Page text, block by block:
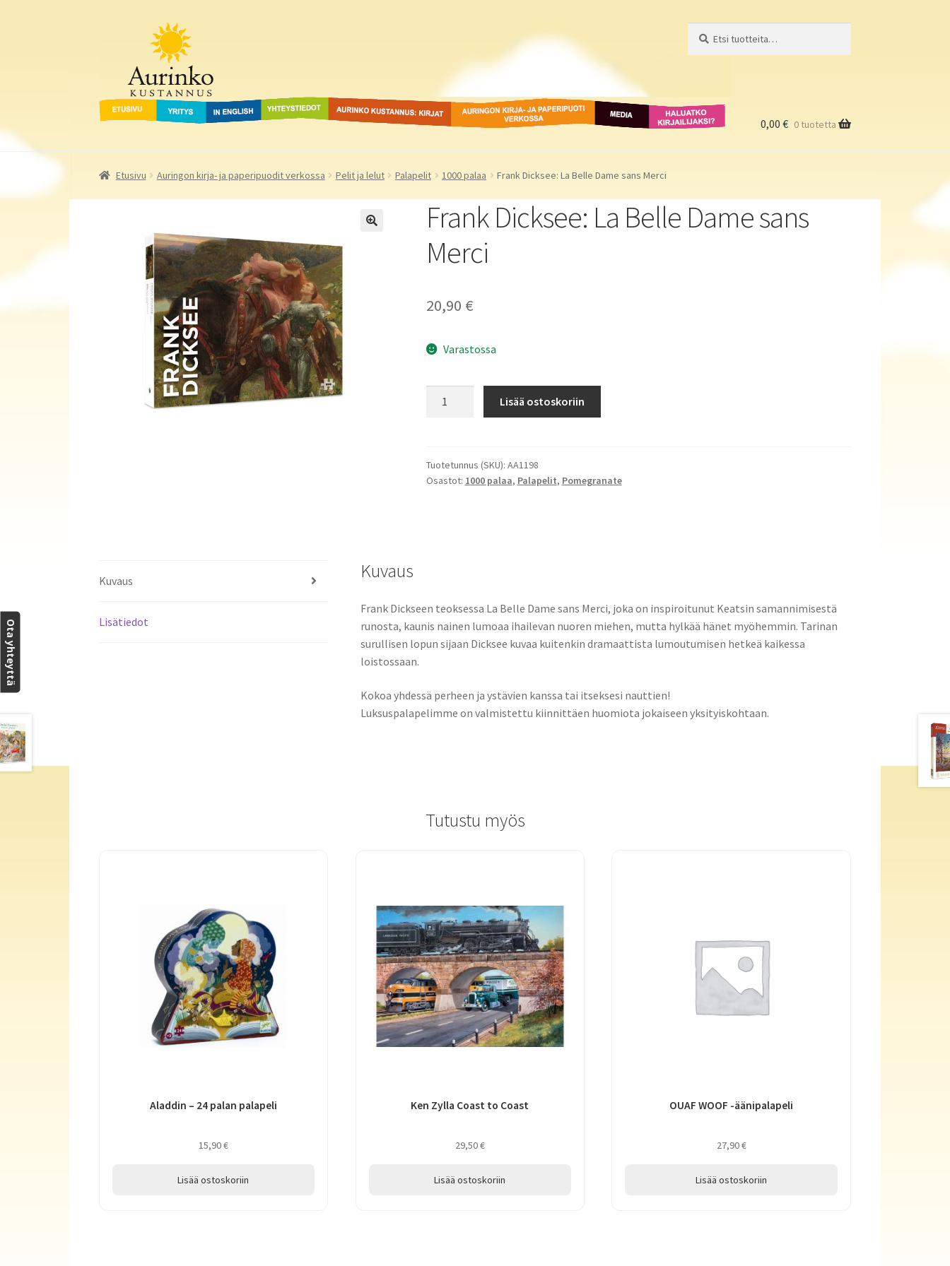
navigointiin
Aurinko Kustannus
Etusivu Yritys In English Yhteystiedot Aurinko Kustannus: kirjat Auringon kirja- ja
paperipuodit verkossa
Media
Haluatko
kirjailijaksi?
0,00 € 0 tuotetta
Etusivu Auringon kirja- ja paperipuodit verkossa Pelit ja lelut Palapelit 1000 palaa Frank Dicksee: La Belle Dame sans Merci
Frank Dicksee: La Belle Dame sans
Merci
20,90 €
Varastossa
Dame
sans
Lisää ostoskoriin
Tuotetunnus (SKU): AA1198
Osastot: 1000 palaa, Palapelit, Pomegranate
Kuvaus
Lisätiedot
Kuvaus
Frank Dickseen teoksessa La Belle Dame sans Merci, joka on inspiroitunut Keatsin samannimisestä
runosta, kaunis nainen lumoaa ihailevan nuoren miehen, mutta hylkää hänet myöhemmin. Tarinan
surullisen lopun sijaan Dicksee kuvaa kuitenkin dramaattista lumoutumisen hetkeä kaikessa
loistossaan.
Kokoa yhdessä perheen ja ystävien kanssa tai itseksesi nauttien!
Luksuspalapelimme on valmistettu kiinnittäen huomiota jokaiseen yksityiskohtaan.
Tutustu myös
Aladdin – 24 palan palapeli
15,90€
Lisää ostoskoriin
Ken Zylla Coast to Coast
29,50€
Lisää ostoskoriin
OUAF WOOF -äänipalapeli
27,90€
Lisää ostoskoriin
Ota yhteyttä